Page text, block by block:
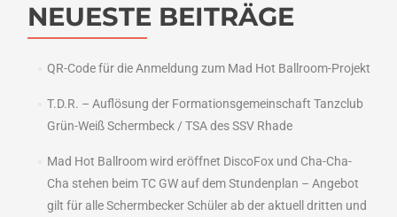
NEUESTE BEITRÄGE
QR-Code für die Anmeldung zum Mad Hot Ballroom-Projekt
T.D.R. – Auflösung der Formationsgemeinschaft Tanzclub
Grün-Weiß Schermbeck / TSA des SSV Rhade
Mad Hot Ballroom wird eröffnet DiscoFox und Cha-Cha-
Cha stehen beim TC GW auf dem Stundenplan – Angebot
gilt für alle Schermbecker Schüler ab der aktuell dritten und